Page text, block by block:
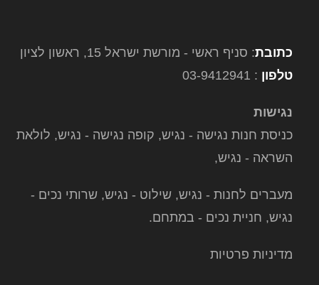
כתובת: סניף ראשי - מורשת ישראל 15, ראשון לציון
טלפון : 03-9412941
נגישות
כניסת חנות נגישה - נגיש, קופה נגישה - נגיש, לולאת
השראה - נגיש,
מעברים לחנות - נגיש, שילוט - נגיש, שרותי נכים -
נגיש, חניית נכים - במתחם.
מדיניות פרטיות